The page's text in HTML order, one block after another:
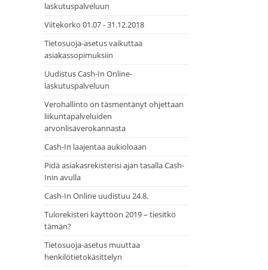
laskutuspalveluun
Viitekorko 01.07 - 31.12.2018
Tietosuoja-asetus vaikuttaa
asiakassopimuksiin
Uudistus Cash-In Online-
laskutuspalveluun
Verohallinto on täsmentänyt ohjettaan
liikuntapalveluiden
arvonlisäverokannasta
Cash-In laajentaa aukioloaan
Pidä asiakasrekisterisi ajan tasalla Cash-
Inin avulla
Cash-In Online uudistuu 24.8.
Tulorekisteri käyttöön 2019 – tiesitkö
tämän?
Tietosuoja-asetus muuttaa
henkilötietokäsittelyn